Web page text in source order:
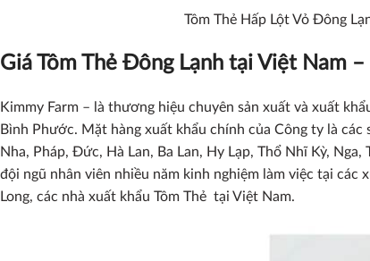
Tôm Thẻ Hấp Lột Vỏ Đông
Giá Tôm Thẻ Đông Lạnh tại Việt Nam
Kimmy Farm – là thương hiệu chuyên sản xuất và xuất
Bình Phước. Mặt hàng xuất khẩu chính của Công ty là
Nha, Pháp, Đức, Hà Lan, Ba Lan, Hy Lạp, Thổ Nhĩ Kỳ,
đội ngũ nhân viên nhiều năm kinh nghiệm làm việc tại
Long, các nhà xuất khẩu Tôm Thẻ tại Việt Nam.